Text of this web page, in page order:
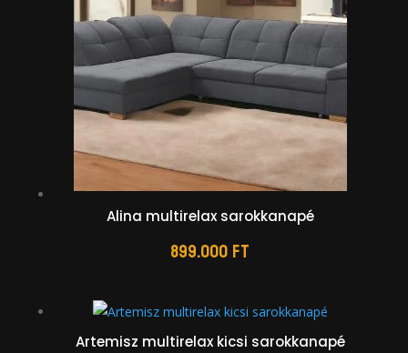
Alina multirelax sarokkanapé
899.000Ft
Artemisz multirelax kicsi sarokkanapé